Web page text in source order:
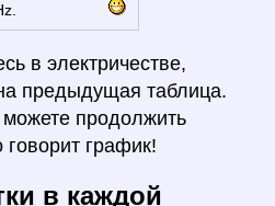
в электричестве,
предыдущая таблица.
продолжить
говорит график!
в каждой